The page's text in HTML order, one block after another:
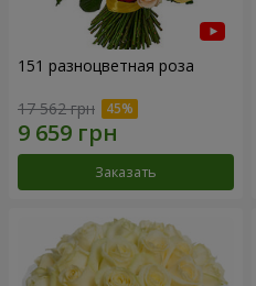
151 разноцветная роза
17 562 грн
Заказать